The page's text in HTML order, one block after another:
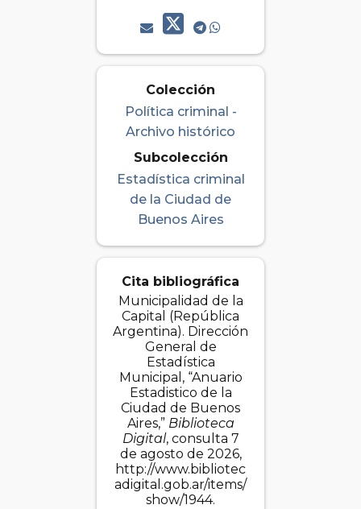
Colección
Política criminal -
Archivo histórico
Subcolección
Estadística criminal
de la Ciudad de
Buenos Aires
Cita bibliográfica
Municipalidad de la
Capital (República
Argentina). Dirección
General de
Estadística
Municipal, “Anuario
Estadistico de la
Ciudad de Buenos
Aires,” Biblioteca
Digital, consulta 7
de agosto de 2026,
http://www.bibliotec
adigital.gob.ar/items/
show/1944.